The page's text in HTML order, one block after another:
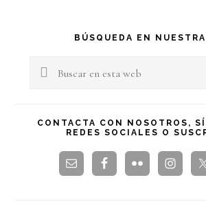
Barra
lateral
BÚSQUEDA EN
Buscar
esta
CONTACTA CON NOSOTROS,
REDES SOCIALES O